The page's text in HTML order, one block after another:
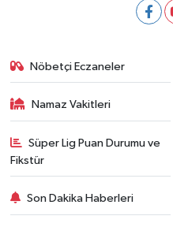
Nöbetçi Eczaneler
Namaz Vakitleri
Süper Lig Puan Durumu ve
Fikstür
Son Dakika Haberleri